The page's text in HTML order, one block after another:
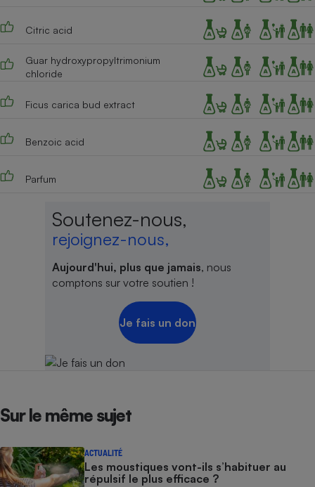
Citric acid
Guar hydroxypropyltrimonium
chloride
Ficus carica bud extract
Benzoic acid
Parfum
Soutenez-nous,
rejoignez-nous,
Aujourd'hui, plus que jamais, nous
comptons sur votre soutien !
Je fais un don
Sur le même sujet
ACTUALITÉ
Les moustiques vont-ils s’habituer au
répulsif le plus efficace ?
Robot ménager